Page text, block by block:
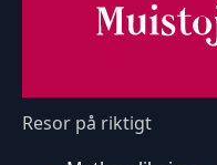
Resor på riktigt